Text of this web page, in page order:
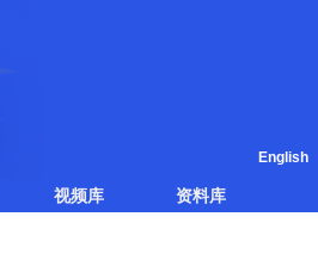
English
视频库 资料库